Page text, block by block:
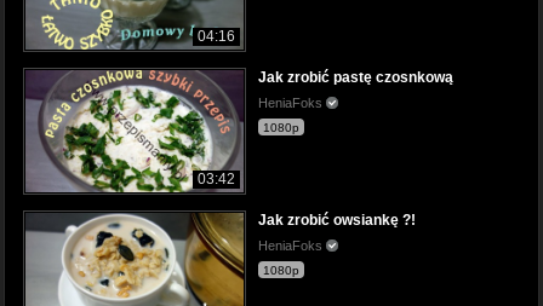
04:16
03:42
Jak zrobić pastę czosnkową
HeniaFoks
1080p
Jak zrobić owsiankę ?!
HeniaFoks
1080p